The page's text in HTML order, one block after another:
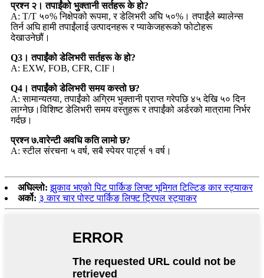
प्रश्न २। तपाईंको भुक्तानी सर्तहरू के हो?
A: T/T ५०% निक्षेपको रूपमा, र डेलिभरी अघि ५०%। तपाईंले ब्यालेन्स
तिर्न अघि हामी तपाईंलाई उत्पादनहरू र प्याकेजहरूको फोटोहरू
देखाउनेछौं।
Q3। तपाईंको डेलिभरी सर्तहरू के हो?
A: EXW, FOB, CFR, CIF।
Q4। तपाईंको डेलिभरी समय कस्तो छ?
A: सामान्यतया, तपाईंको अग्रिम भुक्तानी प्राप्त गरेपछि ४५ देखि ५० दिन
लाग्नेछ।विशिष्ट डेलिभरी समय वस्तुहरू र तपाईंको अर्डरको मात्रामा निर्भर
गर्दछ।
प्रश्न ७.वारेन्टी अवधि कति लामो छ?
A: स्टील संरचना ५ वर्ष, सबै स्पेयर पार्ट्स १ वर्ष।
अघिल्लो: झुकाव भएको पिट पार्किङ लिफ्ट भूमिगत टिल्टिङ कार स्ट्याकर
अर्को: ३ कार चार पोस्ट पार्किङ लिफ्ट ट्रिपल स्ट्याकर